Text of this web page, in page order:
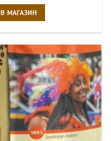
В МАГАЗИН